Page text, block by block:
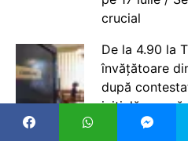
crucial
De la 4.90 la
învățătoare
după
inițială, nu
Mi-am dat